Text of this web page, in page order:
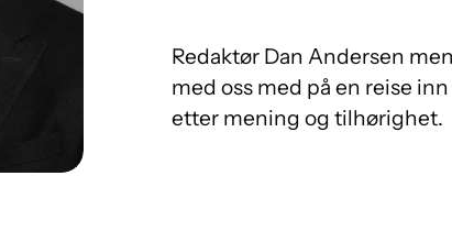
Redaktør Dan Andersen
med oss med på en reise
etter mening og tilhørighet.